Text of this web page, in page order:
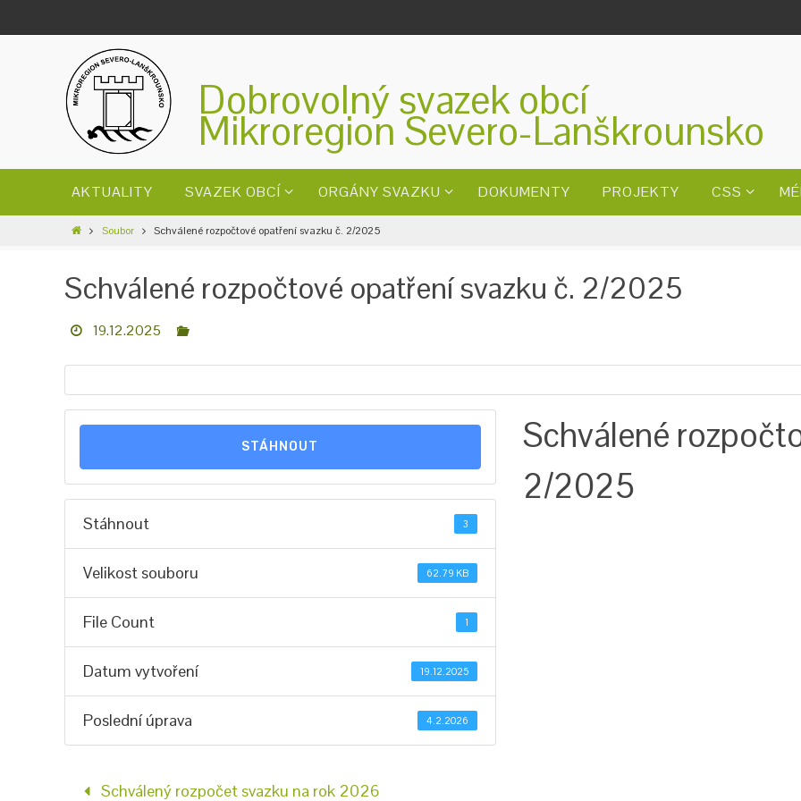
Dobrovolný svazek obcí
Mikroregion Severo-Lanškrounsko
AKTUALITY SVAZEK OBCÍ ORGÁNY SVAZKU DOKUMENTY PROJEKTY CSS
Soubor Schválené rozpočtové opatření svazku č. 2/2025
Schválené rozpočtové opatření svazku č. 2/2025
19.12.2025
STÁHNOUT
Stáhnout 3
Velikost souboru 62.79 KB
File Count 1
Datum vytvoření 19.12.2025
Poslední úprava 4.2.2026
Schválené
2/2025
Schválený rozpočet svazku na rok 2026